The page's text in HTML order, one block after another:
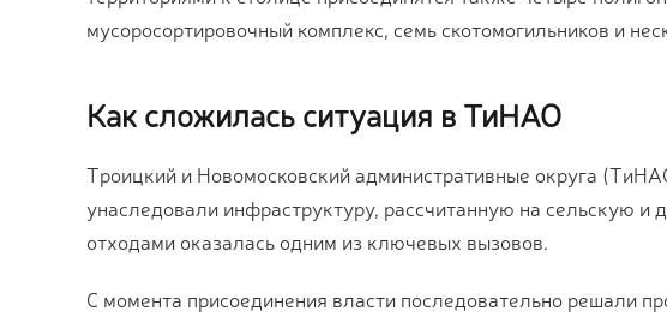
мусоросортировочный комплекс, семь скотомогильников и
Как сложилась ситуация в ТиНАО
Троицкий и Новомосковский административные округа
унаследовали инфраструктуру, рассчитанную на сельскую
отходами оказалась одним из ключевых вызовов.
С момента присоединения власти последовательно решали